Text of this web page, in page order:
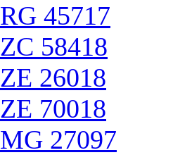
RG 45717
ZC 58418
ZE 26018
ZE 70018
MG 27097